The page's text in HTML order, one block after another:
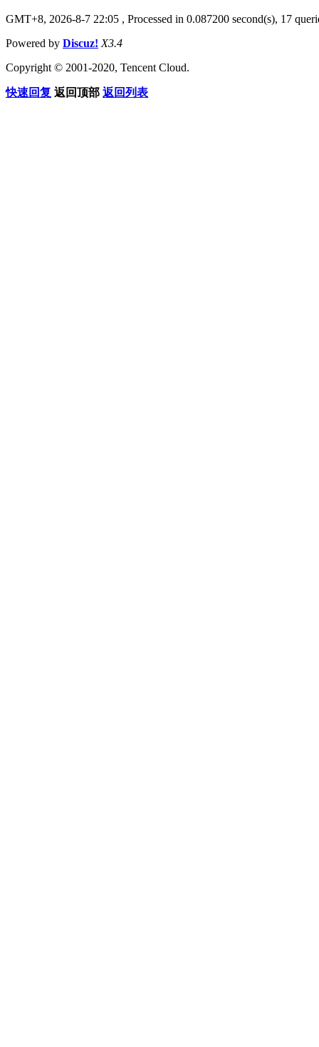
GMT+8, 2026-8-7 22:05 , Processed in 0.087200 second(s), 17
Powered by Discuz! X3.4
Copyright © 2001-2020, Tencent Cloud.
快速回复 返回顶部 返回列表